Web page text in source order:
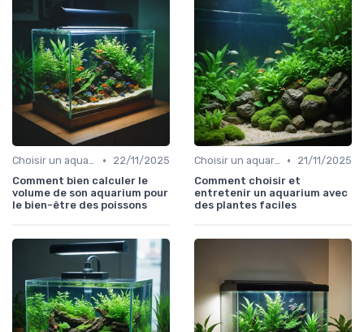
Choisir un aquarium •
22/11/2025
Comment bien calculer le
volume de son aquarium pour
le bien-être des poissons
Choisir un aquarium •
21/11/2025
Comment choisir et
entretenir un aquarium avec
des plantes faciles